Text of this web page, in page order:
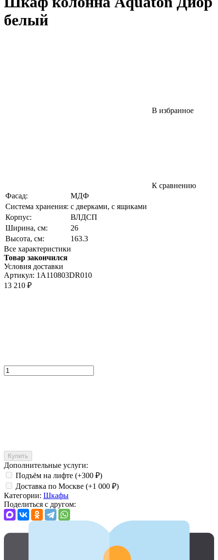
белый
В избранное
К сравнению
Фасад:
МДФ
Система хранения: с дверками, с ящиками
Корпус:
ВЛДСП
Ширина, см:
26
Высота, см:
163.3
Все характеристики
Товар закончился
Условия доставки
Артикул: 1A110803DR010
13 210 ₽
Купить
Дополнительные услуги:
Подъём на лифте (+300 ₽)
Доставка по Москве (+1 000 ₽)
Категории: Шкафы
Поделиться с другом: